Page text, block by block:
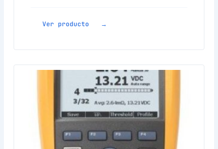
Ver producto →